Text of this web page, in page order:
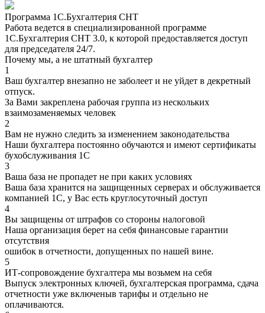
Программа 1С.Бухгалтерия СНТ
Работа ведется в специализированной программе
1С.Бухгалтерия СНТ 3.0, к которой предоставляется доступ
для председателя 24/7.
Почему мы, а не штатный бухгалтер
1
Ваш бухгалтер внезапно не заболеет и не уйдет в декретный
отпуск.
За Вами закреплена рабочая группа из нескольких
взаимозаменяемых человек
2
Вам не нужно следить за изменением законодательства
Наши бухгалтера постоянно обучаются и имеют сертификаты
бухобслуживания 1С
3
Ваша база не пропадет не при каких условиях
Ваша база хранится на защищенных серверах и обслуживается
компанией 1С, у Вас есть круглосуточный доступ
4
Вы защищены от штрафов со стороны налоговой
Наша организация берет на себя финансовые гарантии
отсутствия
ошибок в отчетности, допущенных по нашей вине.
5
ИТ-сопровождение бухгалтера мы возьмем на себя
Выпуск электронных ключей, бухгалтерская программа, сдача
отчетности уже включеныв тарифы и отдельно не
оплачиваются.